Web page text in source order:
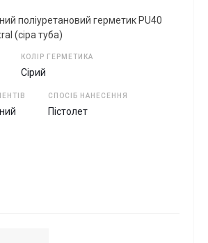
поліуретановий герметик PU40
(сіра туба)
КОЛІР ГЕРМЕТИКА
Сірий
СПОСІБ НАНЕСЕННЯ
Пістолет